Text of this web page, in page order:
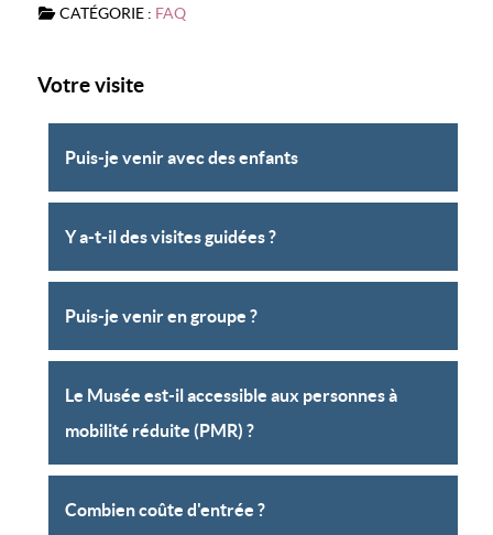
CATÉGORIE : FAQ
Votre visite
Puis-je venir avec des enfants
Y a-t-il des visites guidées ?
Puis-je venir en groupe ?
Le Musée est-il accessible aux personnes à
mobilité réduite (PMR) ?
Combien coûte d'entrée ?